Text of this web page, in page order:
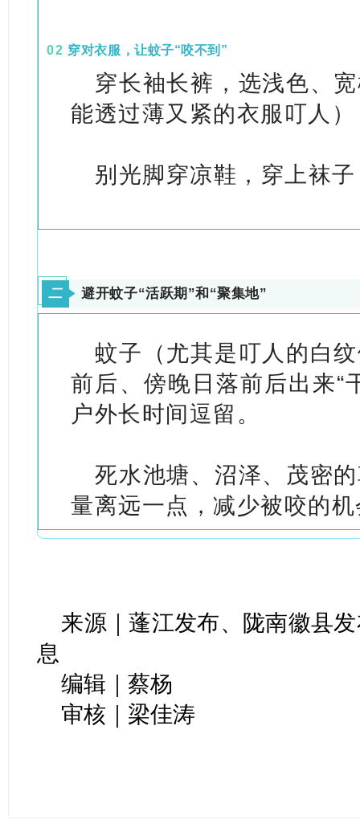
02 穿对衣服，让蚊子“咬不到”
穿长袖长裤，选浅色、
能透过薄又紧的衣服叮人
别光脚穿凉鞋，穿上袜
二 避开蚊子“活跃期”和“聚集地”
蚊子（尤其是叮人的白
前后、傍晚日落前后出来“
户外长时间逗留。
死水池塘、沼泽、茂密
量离远一点，减少被咬的
来源｜蓬江发布、陇南徽县
息
编辑｜蔡杨
审核｜梁佳涛